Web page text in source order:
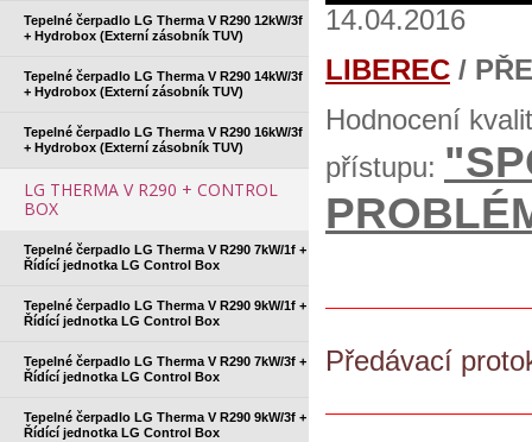
Tepelné čerpadlo LG Therma V R290 12kW/3f
+ Hydrobox (Externí zásobník TUV)
Tepelné čerpadlo LG Therma V R290 14kW/3f
+ Hydrobox (Externí zásobník TUV)
Tepelné čerpadlo LG Therma V R290 16kW/3f
+ Hydrobox (Externí zásobník TUV)
LG THERMA V R290 + CONTROL
BOX
Tepelné čerpadlo LG Therma V R290 7kW/1f +
Řídící jednotka LG Control Box
Tepelné čerpadlo LG Therma V R290 9kW/1f +
Řídící jednotka LG Control Box
Tepelné čerpadlo LG Therma V R290 7kW/3f +
Řídící jednotka LG Control Box
Tepelné čerpadlo LG Therma V R290 9kW/3f +
Řídící jednotka LG Control Box
14.04.2016
LIBEREC /
Hodnocení
přístupu:
Předávací